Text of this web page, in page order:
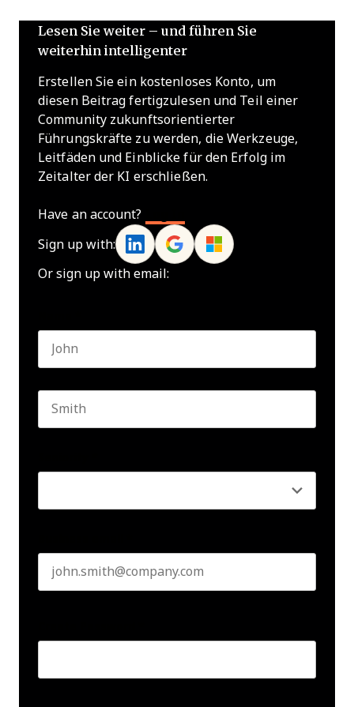
Lesen Sie weiter – und führen Sie
weiterhin intelligenter
Erstellen Sie ein kostenloses Konto, um
diesen Beitrag fertigzulesen und Teil einer
Community zukunftsorientierter
Führungskräfte zu werden, die Werkzeuge,
Leitfäden und Einblicke für den Erfolg im
Zeitalter der KI erschließen.
Have an account?
Sign up with:
Or sign up with email: